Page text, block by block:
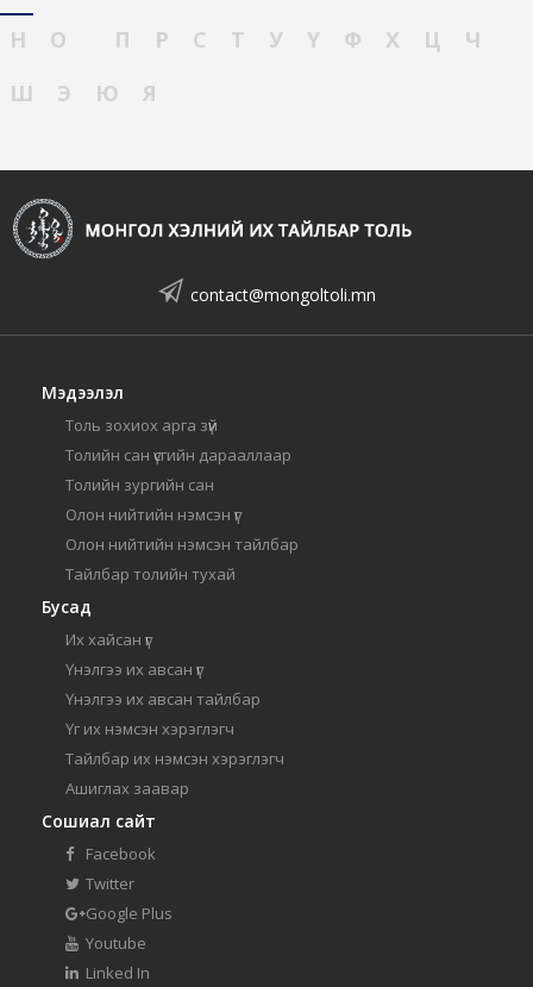
Н
О П Р С Т У Ү Ф Х Ц
Ч
Ш
Э Ю Я
contact@mongoltoli.mn
Мэдээлэл
Толь зохиох арга зүй
Толийн сан үсгийн дарааллаар
Толийн зургийн сан
Олон нийтийн нэмсэн үг
Олон нийтийн нэмсэн тайлбар
Тайлбар толийн тухай
Бусад
Их хайсан үг
Үнэлгээ их авсан үг
Үнэлгээ их авсан тайлбар
Үг их нэмсэн хэрэглэгч
Тайлбар их нэмсэн хэрэглэгч
Ашиглах заавар
Сошиал сайт
Facebook
Twitter
Google Plus
Youtube
Linked In